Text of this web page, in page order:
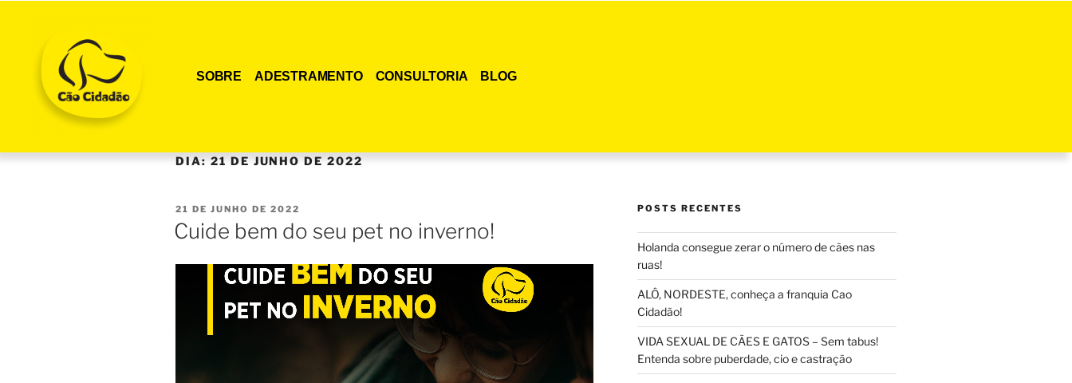
SOBRE ADESTRAMENTO CONSULTORIA BLOG
DIA:21 DE JUNHO DE 2022
21 DE JUNHO DE 2022
Cuide bem do seu pet no inverno!
POSTS RECENTES
Holanda consegue zerar o número de cães nas
ruas!
ALÔ, NORDESTE, conheça a franquia Cao
Cidadão!
VIDA SEXUAL DE CÃES E GATOS – Sem tabus!
Entenda sobre puberdade, cio e castração